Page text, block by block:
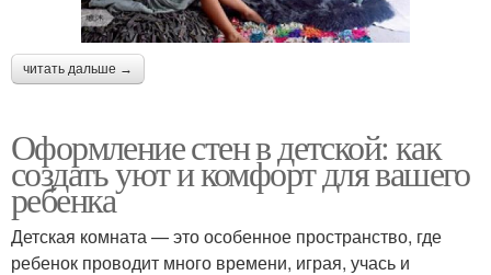
читать дальше →
Оформление стен в детской: как
создать уют и комфорт для вашего
ребенка
Детская комната — это особенное пространство, где
ребенок проводит много времени, играя, учась и